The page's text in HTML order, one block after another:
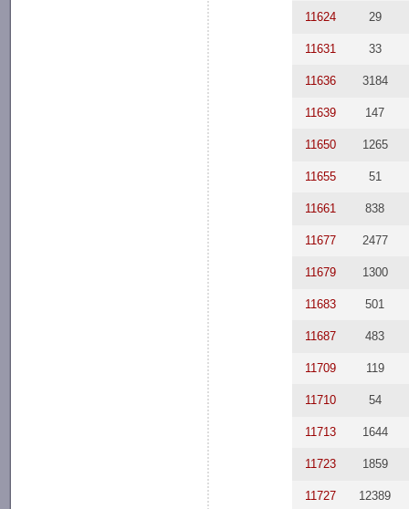
11624 29
11631 33
11636 3184
11639 147
11650 1265
11655 51
11661 838
11677 2477
11679 1300
11683 501
11687 483
11709 119
11710 54
11713 1644
11723 1859
11727 12389